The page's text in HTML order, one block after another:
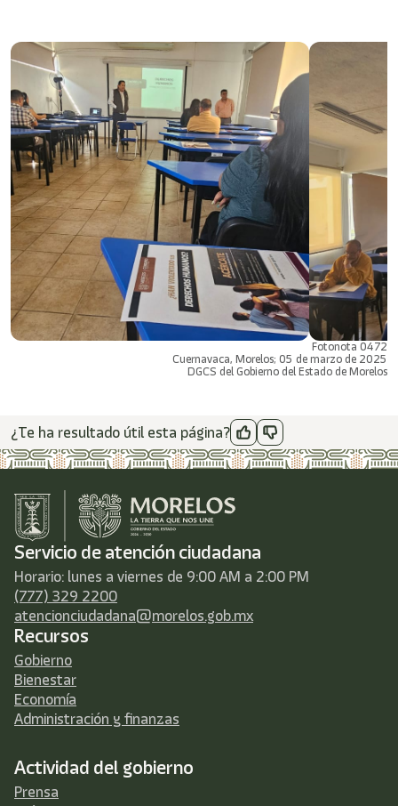
Fotonota 0472
Cuernavaca, Morelos; 05 de marzo de 2025
DGCS del Gobierno del Estado de Morelos
¿Te ha resultado útil esta página?
Servicio de atención ciudadana
Horario: lunes a viernes de 9:00 AM a 2:00 PM
(777) 329 2200
atencionciudadana@morelos.gob.mx
Recursos
Gobierno
Bienestar
Economía
Administración y finanzas
Actividad del gobierno
Prensa